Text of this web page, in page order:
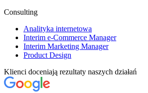
Consulting
Analityka internetowa
Interim e-Commerce Manager
Interim Marketing Manager
Product Design
Klienci doceniają rezultaty naszych działań